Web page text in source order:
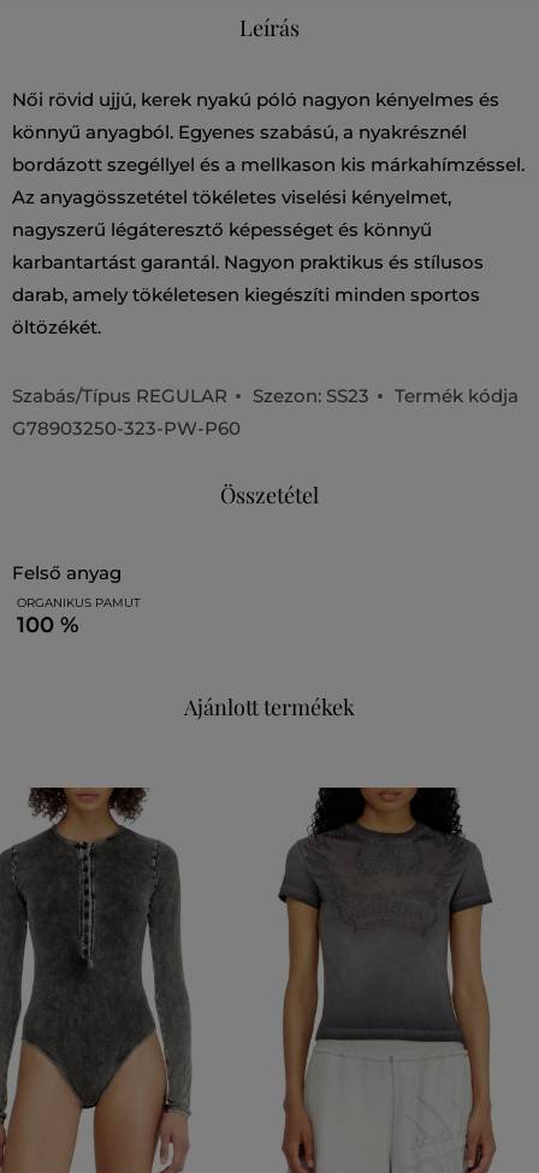
Leírás
Női rövid ujjú, kerek nyakú póló nagyon kényelmes és
könnyű anyagból. Egyenes szabású, a nyakrésznél
bordázott szegéllyel és a mellkason kis márkahímzéssel.
Az anyagösszetétel tökéletes viselési kényelmet,
nagyszerű légáteresztő képességet és könnyű
karbantartást garantál. Nagyon praktikus és stílusos
darab, amely tökéletesen kiegészíti minden sportos
öltözékét.
Szabás/Típus REGULAR Szezon: SS23
Termék kódja
G78903250-323-PW-P60
Összetétel
felső anyag
ORGANIKUS PAMUT
100 %
Ajánlott termékek